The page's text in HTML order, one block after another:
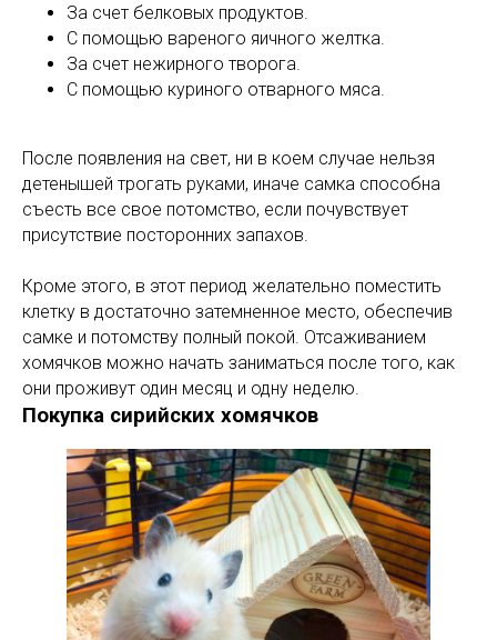
За счет белковых продуктов.
С помощью вареного яичного желтка.
За счет нежирного творога.
С помощью куриного отварного мяса.
После появления на свет, ни в коем случае нельзя
детенышей трогать руками, иначе самка способна
съесть все свое потомство, если почувствует
присутствие посторонних запахов.
Кроме этого, в этот период желательно поместить
клетку в достаточно затемненное место, обеспечив
самке и потомству полный покой. Отсаживанием
хомячков можно начать заниматься после того, как
они проживут один месяц и одну неделю.
Покупка сирийских хомячков